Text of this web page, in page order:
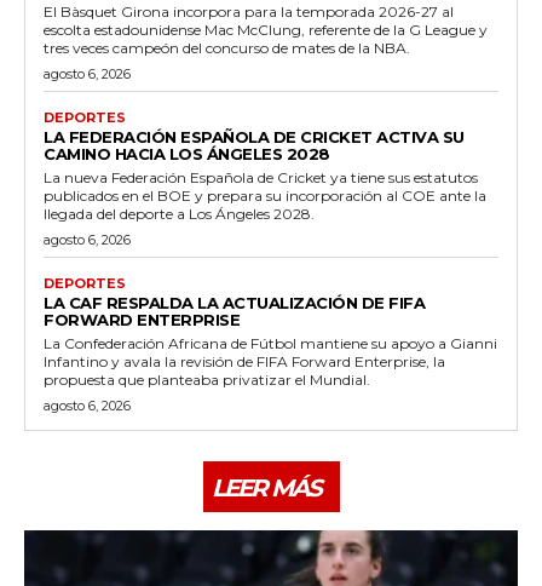
El Bàsquet Girona incorpora para la temporada 2026-27 al
escolta estadounidense Mac McClung, referente de la G League y
tres veces campeón del concurso de mates de la NBA.
agosto 6, 2026
DEPORTES
LA FEDERACIÓN ESPAÑOLA DE CRICKET ACTIVA SU
CAMINO HACIA LOS ÁNGELES 2028
La nueva Federación Española de Cricket ya tiene sus estatutos
publicados en el BOE y prepara su incorporación al COE ante la
llegada del deporte a Los Ángeles 2028.
agosto 6, 2026
DEPORTES
LA CAF RESPALDA LA ACTUALIZACIÓN DE FIFA
FORWARD ENTERPRISE
La Confederación Africana de Fútbol mantiene su apoyo a Gianni
Infantino y avala la revisión de FIFA Forward Enterprise, la
propuesta que planteaba privatizar el Mundial.
agosto 6, 2026
LEER MÁS